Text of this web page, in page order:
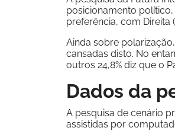
posicionamento
preferência, com Direita
Ainda sobre
cansadas disto. No
outros 24,8% diz que o
Dados da
A pesquisa de cenário
assistidas por